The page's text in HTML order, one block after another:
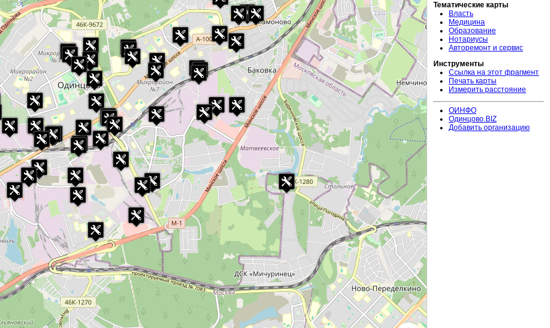
Тематические карты
Власть
Медицина
Образование
Нотариусы
Авторемонт и сервис
Инструменты
Ссылка на этот фрагмент
Печать карты
Измерить расстояние
ОИНФО
Одинцово.BIZ
Добавить организацию